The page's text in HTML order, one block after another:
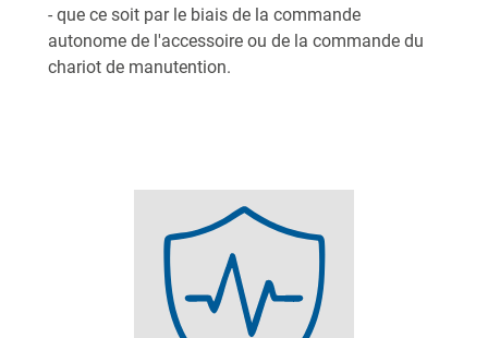
- que ce soit par le biais de la commande
autonome de l'accessoire ou de la commande du
chariot de manutention.